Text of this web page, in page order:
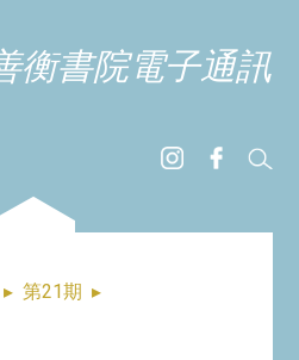
衡書院電子通訊
▸ 第21期 ▸